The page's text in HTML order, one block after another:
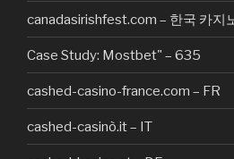
canadasirishfest.com – 한국 카지
Case Study: Mostbet" – 635
cashed-casino-france.com – FR
cashed-casinò.it – IT